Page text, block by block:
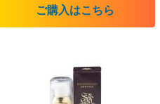
ご購入はこちら